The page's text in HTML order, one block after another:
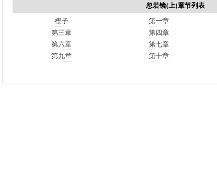
忽若镜(上)章节列表
楔子
第一章
第三章
第四章
第六章
第七章
第九章
第十章